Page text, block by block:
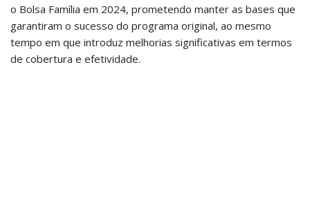
o Bolsa Família em 2024, prometendo manter as bases que
garantiram o sucesso do programa original, ao mesmo
tempo em que introduz melhorias significativas em termos
de cobertura e efetividade.